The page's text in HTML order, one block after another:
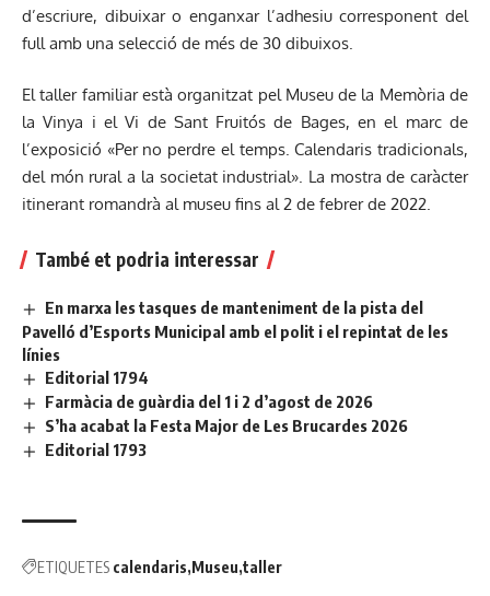
d’escriure, dibuixar o enganxar l’adhesiu corresponent del
full amb una selecció de més de 30 dibuixos.
El taller familiar està organitzat pel Museu de la Memòria de
la Vinya i el Vi de Sant Fruitós de Bages, en el marc de
l’exposició «Per no perdre el temps. Calendaris tradicionals,
del món rural a la societat industrial». La mostra de caràcter
itinerant romandrà al museu fins al 2 de febrer de 2022.
També et podria interessar
En marxa les tasques de manteniment de la pista del
Pavelló d’Esports Municipal amb el polit i el repintat de les
línies
Editorial 1794
Farmàcia de guàrdia del 1 i 2 d’agost de 2026
S’ha acabat la Festa Major de Les Brucardes 2026
Editorial 1793
ETIQUETES calendaris Museu taller